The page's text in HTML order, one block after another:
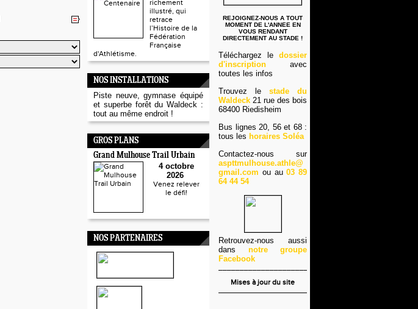
richement
illustré, qui
retrace
l’Histoire de la
Fédération
Française
d'Athlétisme.
NOS INSTALLATIONS
Piste neuve, gymnase équipé
et superbe forêt du Waldeck :
tout au même endroit !
GROS PLANS
Grand Mulhouse Trail Urbain
4 octobre
2026
Venez relever
le défi!
NOS PARTENAIRES
REJOIGNEZ-NOUS A TOUT
MOMENT DE L'ANNEE EN
VOUS RENDANT
DIRECTEMENT AU STADE !
Téléchargez le dossier
d'inscription
avec
toutes les infos
Trouvez le stade du
Waldeck 21 rue des bois
68400 Riedisheim
Bus lignes 20, 56 et 68 :
tous les horaires Soléa
Contactez-nous sur
aspttmulhouse.athle@
gmail.com ou au 03 89
64 44 54
Retrouvez-nous aussi
dans notre groupe
Facebook
Mises à jour du site